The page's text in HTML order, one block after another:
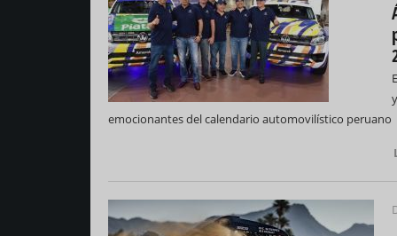
emocionantes del calendario automovilístico peruano